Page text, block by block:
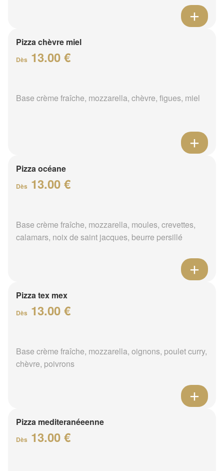
Pizza chèvre miel
Dès 13.00 €
Base crème fraîche, mozzarella, chèvre, figues, miel
Pizza océane
Dès 13.00 €
Base crème fraîche, mozzarella, moules, crevettes,
calamars, noix de saint jacques, beurre persillé
Pizza tex mex
Dès 13.00 €
Base crème fraîche, mozzarella, oignons, poulet curry,
chèvre, poivrons
Pizza mediteranéeenne
Dès 13.00 €